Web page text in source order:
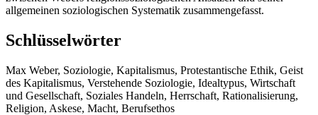
allgemeinen soziologischen Systematik zusammengefasst.
Schlüsselwörter
Max Weber, Soziologie, Kapitalismus, Protestantische Ethik, Geist
des Kapitalismus, Verstehende Soziologie, Idealtypus, Wirtschaft
und Gesellschaft, Soziales Handeln, Herrschaft, Rationalisierung,
Religion, Askese, Macht, Berufsethos